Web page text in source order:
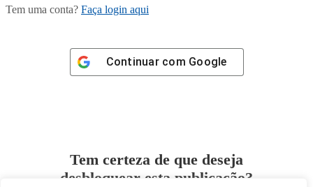
Tem uma conta? Faça login aqui
Continuar com Google
Tem certeza de que deseja
desbloquear esta publicação?